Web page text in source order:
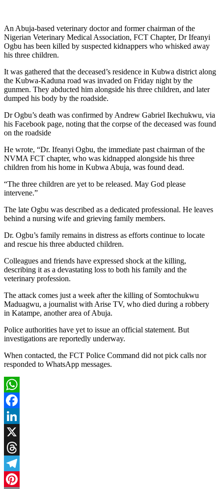
An Abuja-based veterinary doctor and former chairman of the
Nigerian Veterinary Medical Association, FCT Chapter, Dr Ifeanyi
Ogbu has been killed by suspected kidnappers who whisked away
his three children.
It was gathered that the deceased’s residence in Kubwa district along
the Kubwa-Kaduna road was invaded on Friday night by the
gunmen. They abducted him alongside his three children, and later
dumped his body by the roadside.
Dr Ogbu’s death was confirmed by Andrew Gabriel Ikechukwu, via
his Facebook page, noting that the corpse of the deceased was found
on the roadside
He wrote, “Dr. Ifeanyi Ogbu, the immediate past chairman of the
NVMA FCT chapter, who was kidnapped alongside his three
children from his home in Kubwa Abuja, was found dead.
“The three children are yet to be released. May God please
intervene.”
The late Ogbu was described as a dedicated professional. He leaves
behind a nursing wife and grieving family members.
Dr. Ogbu’s family remains in distress as efforts continue to locate
and rescue his three abducted children.
Colleagues and friends have expressed shock at the killing,
describing it as a devastating loss to both his family and the
veterinary profession.
The attack comes just a week after the killing of Somtochukwu
Maduagwu, a journalist with Arise TV, who died during a robbery
in Katampe, another area of Abuja.
Police authorities have yet to issue an official statement. But
investigations are reportedly underway.
When contacted, the FCT Police Command did not pick calls nor
responded to WhatsApp messages.
WhatsApp
Facebook
LinkedIn
X
Threads
Telegram